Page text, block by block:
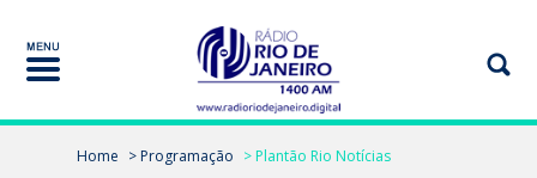
Home > Programação > Plantão Rio Notícias